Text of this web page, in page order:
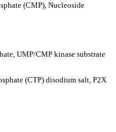
(CMP), Nucleoside
UMP/CMP kinase substrate
(CTP) disodium salt, P2X